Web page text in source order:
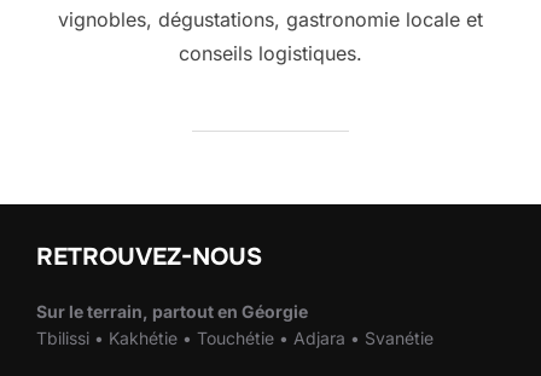
vignobles, dégustations, gastronomie locale et
conseils logistiques.
RETROUVEZ-NOUS
Sur le terrain, partout en Géorgie
Tbilissi • Kakhétie • Touchétie • Adjara • Svanétie